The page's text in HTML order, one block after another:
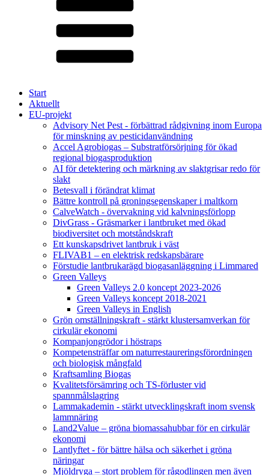
Start
Aktuellt
EU-projekt
Advisory Net Pest - förbättrad rådgivning inom Europa
för minskning av pesticidanvändning
Accel Agrobiogas – Substratförsörjning för ökad
regional biogasproduktion
AI för detektering och märkning av slaktgrisar redo för
slakt
Betesvall i förändrat klimat
Bättre kontroll på groningsegenskaper i maltkorn
CalveWatch - övervakning vid kalvningsförlopp
DivGrass - Gräsmarker i lantbruket med ökad
biodiversitet och motståndskraft
Ett kunskapsdrivet lantbruk i väst
FLIVAB1 – en elektrisk redskapsbärare
Förstudie lantbrukarägd biogasanläggning i Limmared
Green Valleys
Green Valleys 2.0 koncept 2023-2026
Green Valleys koncept 2018-2021
Green Valleys in English
Grön omställningskraft - stärkt klustersamverkan för
cirkulär ekonomi
Kompanjongrödor i höstraps
Kompetensträffar om naturrestaureringsförordningen
och biologisk mångfald
Kraftsamling Biogas
Kvalitetsförsämring och TS-förluster vid
spannmålslagring
Lammakademin - stärkt utvecklingskraft inom svensk
lammnäring
Land2Value – gröna biomassahubbar för en cirkulär
ekonomi
Lantlyftet - för bättre hälsa och säkerhet i gröna
näringar
Mjöldryga – stort problem för rågodlingen men även